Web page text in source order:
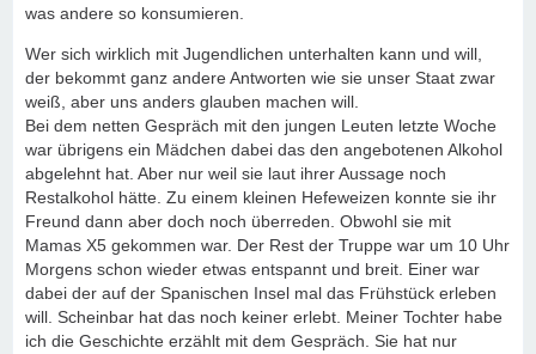
was andere so konsumieren.
Wer sich wirklich mit Jugendlichen unterhalten kann und will,
der bekommt ganz andere Antworten wie sie unser Staat zwar
weiß, aber uns anders glauben machen will.
Bei dem netten Gespräch mit den jungen Leuten letzte Woche
war übrigens ein Mädchen dabei das den angebotenen Alkohol
abgelehnt hat. Aber nur weil sie laut ihrer Aussage noch
Restalkohol hätte. Zu einem kleinen Hefeweizen konnte sie ihr
Freund dann aber doch noch überreden. Obwohl sie mit
Mamas X5 gekommen war. Der Rest der Truppe war um 10 Uhr
Morgens schon wieder etwas entspannt und breit. Einer war
dabei der auf der Spanischen Insel mal das Frühstück erleben
will. Scheinbar hat das noch keiner erlebt. Meiner Tochter habe
ich die Geschichte erzählt mit dem Gespräch. Sie hat nur